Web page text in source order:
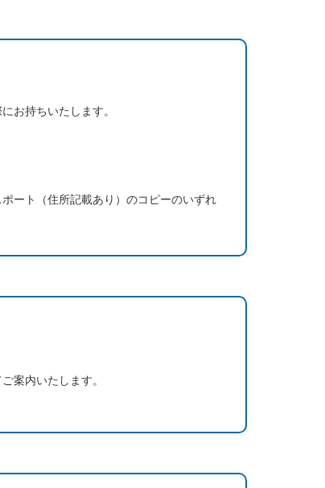
お持ちいたします。
ート（住所記載あり）のコピーのいずれ
案内いたします。